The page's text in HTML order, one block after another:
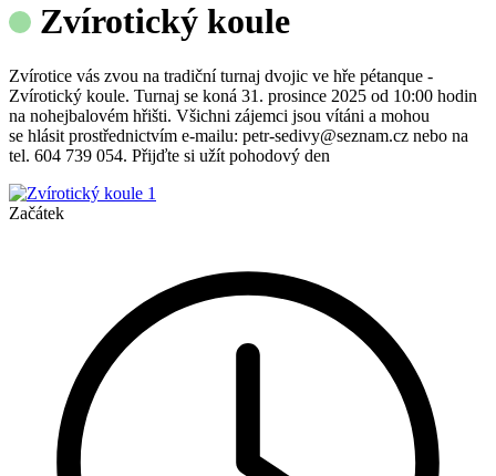
Zvírotický koule
Zvírotice vás zvou na tradiční turnaj dvojic ve hře pétanque -
Zvírotický koule. Turnaj se koná 31. prosince 2025 od 10:00 hodin
na nohejbalovém hřišti. Všichni zájemci jsou vítáni a mohou
se hlásit prostřednictvím e-mailu: petr-sedivy@seznam.cz nebo na
tel. 604 739 054. Přijďte si užít pohodový den
Začátek